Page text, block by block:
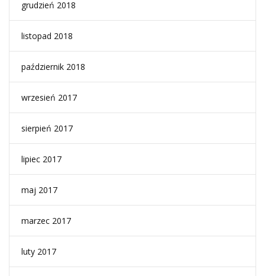
grudzień 2018
listopad 2018
październik 2018
wrzesień 2017
sierpień 2017
lipiec 2017
maj 2017
marzec 2017
luty 2017